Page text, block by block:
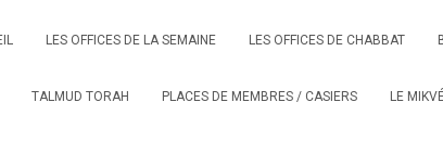
LES OFFICES DE LA SEMAINE LES OFFICES DE CHABBAT
TALMUD TORAH PLACES DE MEMBRES / CASIERS LE